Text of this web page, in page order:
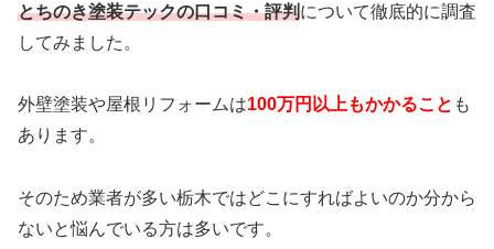
とちのき塗装テックの口コミ・評判について徹底的に調査
してみました。
外壁塗装や屋根リフォームは100万円以上もかかること も
あります。
そのため業者が多い栃木ではどこにすればよいのか分から
ないと悩んでいる方は多いです。